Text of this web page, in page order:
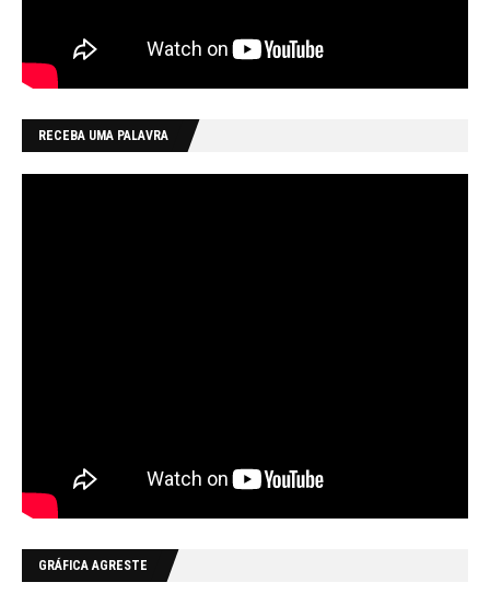
RECEBA UMA PALAVRA
GRÁFICA AGRESTE